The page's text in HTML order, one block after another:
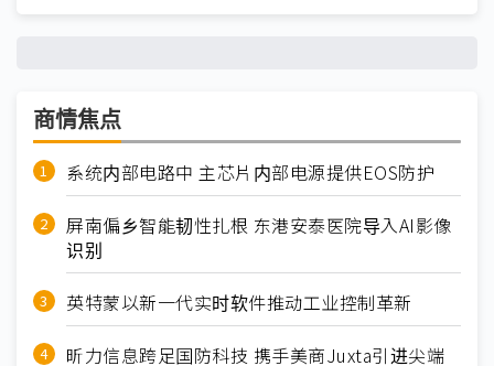
商情焦点
系统内部电路中 主芯片内部电源提供EOS防护
屏南偏乡智能韧性扎根 东港安泰医院导入AI影像
识别
英特蒙以新一代实时软件推动工业控制革新
昕力信息跨足国防科技 携手美商Juxta引进尖端